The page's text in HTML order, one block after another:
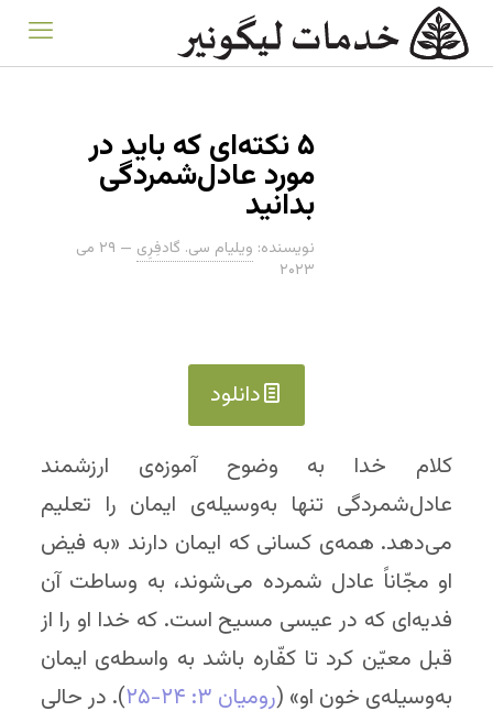
۵ نکته‌ای که باید در
مورد عادل‌شمردگی
بدانید
نویسنده: ویلیام سی. گادفِرِی —
۲۹ می
۲۰۲۳
دانلود
کلام خدا به وضوح آموزه‌ی ارزشمند
عادل‌شمردگی تنها به‌وسیله‌ی ایمان را تعلیم
می‌دهد. همه‌ی کسانی که ایمان دارند «به فیض
او مجّاناً عادل شمرده می‌شوند، به وساطت آن
فدیه‌ای که در عیسی مسیح است. که خدا او را از
قبل معیّن کرد تا کفّاره باشد به واسطه‌ی ایمان
به‌وسیله‌ی خون او» (رومیان ۳: ۲۴-۲۵
). در حالی